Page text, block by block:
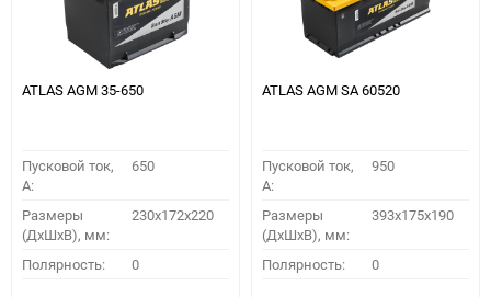
ПОДОБРАТЬ
ATLAS AGM 35-650
Пусковой ток,
A:
650
Размеры
(ДхШхВ), мм:
230x172x220
Полярность: 0
ATLAS AGM SA 60520
Пусковой ток,
A:
950
Размеры
(ДхШхВ), мм:
393x175x190
Полярность: 0